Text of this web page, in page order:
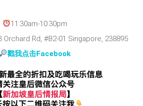
11:30am-10:30pm
Orchard Rd, #B2-01 Singapore, 238895
戳我点击Facebook